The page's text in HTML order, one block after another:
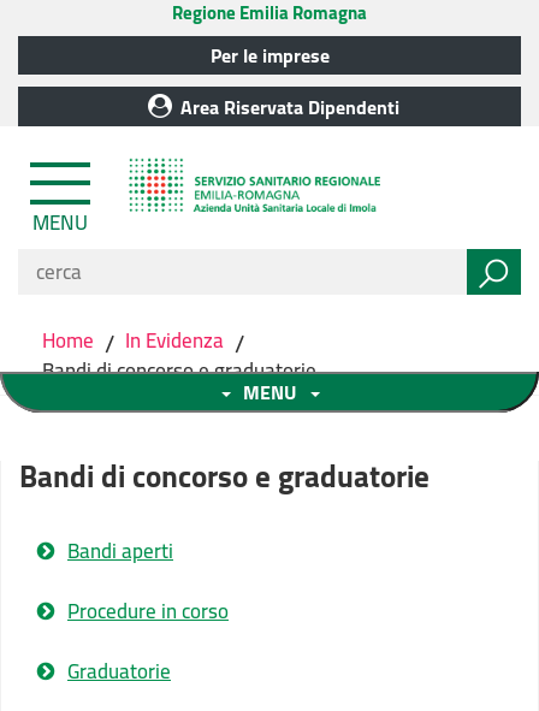
Regione Emilia Romagna
Per le imprese
Area Riservata Dipendenti
MENU
Home / In Evidenza /
Bandi di concorso e graduatorie
MENU
Bandi di concorso e graduatorie
Bandi aperti
Procedure in corso
Graduatorie